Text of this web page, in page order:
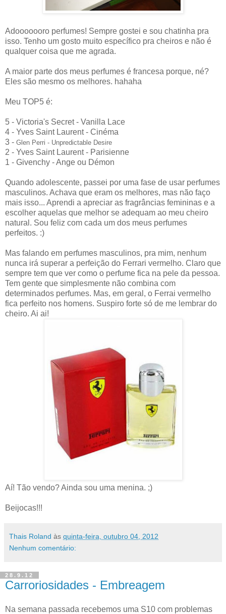
Adooooooro perfumes! Sempre gostei e sou chatinha pra
isso. Tenho um gosto muito específico pra cheiros e não é
qualquer coisa que me agrada.
A maior parte dos meus perfumes é francesa porque, né?
Eles são mesmo os melhores. hahaha
Meu TOP5 é:
5 - Victoria's Secret - Vanilla Lace
4 - Yves Saint Laurent - Cinéma
3 - Glen Perri - Unpredictable Desire
2 - Yves Saint Laurent - Parisienne
1 - Givenchy - Ange ou Démon
Quando adolescente, passei por uma fase de usar perfumes
masculinos. Achava que eram os melhores, mas não faço
mais isso... Aprendi a apreciar as fragrâncias femininas e a
escolher aquelas que melhor se adequam ao meu cheiro
natural. Sou feliz com cada um dos meus perfumes
perfeitos. :)
Mas falando em perfumes masculinos, pra mim, nenhum
nunca irá superar a perfeição do Ferrari vermelho. Claro que
sempre tem que ver como o perfume fica na pele da pessoa.
Tem gente que simplesmente não combina com
determinados perfumes. Mas, em geral, o Ferrai vermelho
fica perfeito nos homens. Suspiro forte só de me lembrar do
cheiro. Ai ai!
Aí! Tão vendo? Ainda sou uma menina. ;)
Beijocas!!!
Thais Roland às quinta-feira, outubro 04, 2012
Nenhum comentário:
28.9.12
Carroriosidades - Embreagem
Na semana passada recebemos uma S10 com problemas